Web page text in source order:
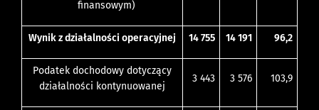
finansowym)
Wynik z działalności operacyjnej 14 755 14 191 96,2
Podatek dochodowy dotyczący
działalności kontynuowanej
3 443 3 576 103,9